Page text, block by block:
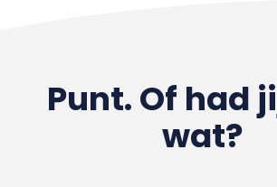
Punt. Of had
wat?